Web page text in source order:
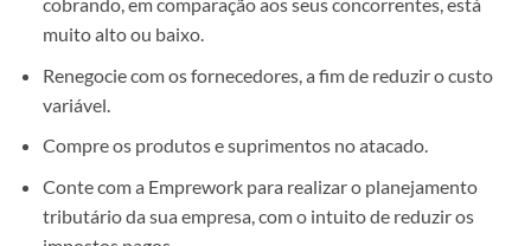
muito alto ou baixo.
Renegocie com os fornecedores, a fim de reduzir o custo
variável.
Compre os produtos e suprimentos no atacado.
Conte com a Emprework para realizar o planejamento
tributário da sua empresa, com o intuito de reduzir os